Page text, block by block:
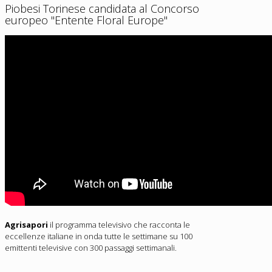
Piobesi Torinese candidata al Concorso
europeo "Entente Floral Europe"
Agrisapori il programma televisivo che racconta le
eccellenze italiane in onda tutte le settimane su 100
emittenti televisive con 300 passaggi settimanali.